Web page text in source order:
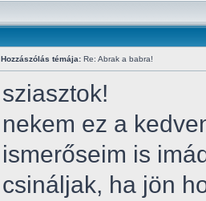
Hozzászólás témája: Re: Abrak a babra!
sziasztok!
nekem ez a
ismerőseim is
csináljak, ha jön